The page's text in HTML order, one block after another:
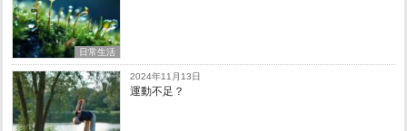
日常生活
2024年11月13日
運動不足？